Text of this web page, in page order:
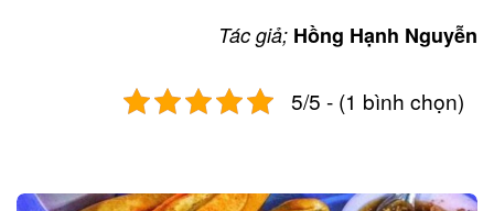
Tác giả; Hồng Hạnh Nguyễn
5/5 - (1 bình chọn)
Post